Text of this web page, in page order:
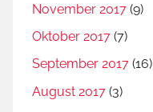
November 2017 (9)
Oktober 2017 (7)
September 2017 (16)
August 2017 (3)